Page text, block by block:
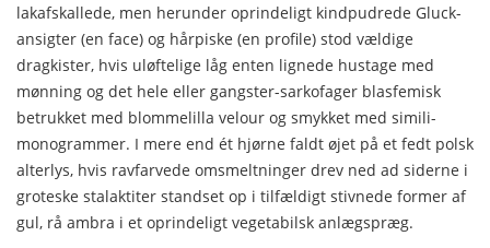
lakafskallede, men herunder oprindeligt kindpudrede Gluck-
ansigter (en face) og hårpiske (en profile) stod vældige
dragkister, hvis uløftelige låg enten lignede hustage med
mønning og det hele eller gang­ster-sarkofager blasfemisk
betrukket med blommelilla velour og smykket med simili-
monogrammer. I mere end ét hjørne faldt øjet på et fedt polsk
alterlys, hvis ravfarvede omsmelt­ninger drev ned ad siderne i
groteske stalaktiter standset op i tilfældigt stivnede former af
gul, rå ambra i et oprindeligt vegetabilsk anlægspræg.